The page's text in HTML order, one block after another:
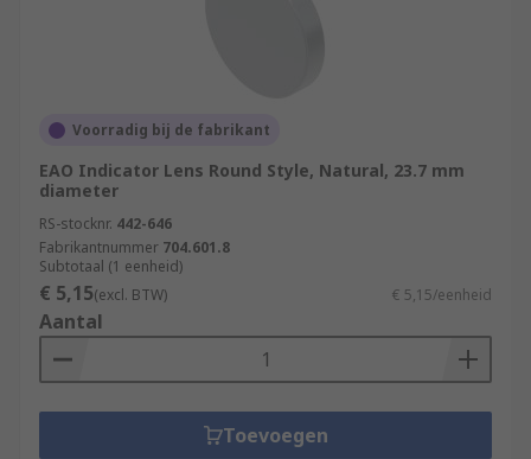
Voorradig bij de fabrikant
EAO Indicator Lens Round Style, Natural, 23.7 mm
diameter
RS-stocknr. 442-646
Fabrikantnummer 704.601.8
Subtotaal (1 eenheid)
€ 5,15(excl. BTW) € 5,15/eenheid
Aantal
Toevoegen